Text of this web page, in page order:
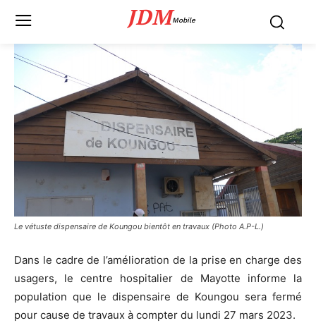
JDMMobile
Le vétuste dispensaire de Koungou bientôt en travaux (Photo A.P-L.)
Dans le cadre de l’amélioration de la prise en charge des
usagers, le centre hospitalier de Mayotte informe la
population que le dispensaire de Koungou sera fermé
pour cause de travaux à compter du lundi 27 mars 2023.